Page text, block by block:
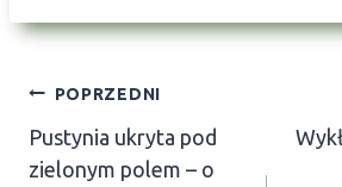
Nawigacja
wpisu
POPRZEDNI
Pustynia ukryta pod
zielonym polem – o